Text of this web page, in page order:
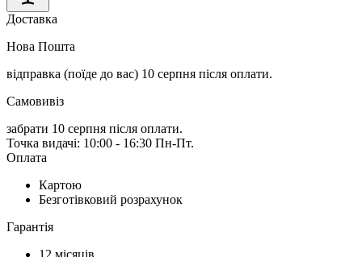
Доставка
Нова Пошта
відправка (поїде до вас) 10 серпня після оплати.
Самовивіз
забрати 10 серпня після оплати.
Точка видачі: 10:00 - 16:30 Пн-Пт.
Оплата
Картою
Безготівковий розрахунок
Гарантія
12 місяців